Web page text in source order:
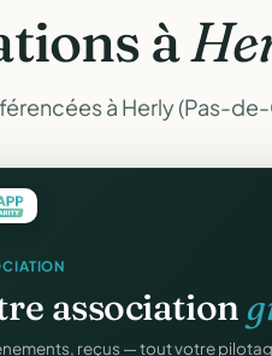
à
à Herly (Pas-
association
reçus — tout votre